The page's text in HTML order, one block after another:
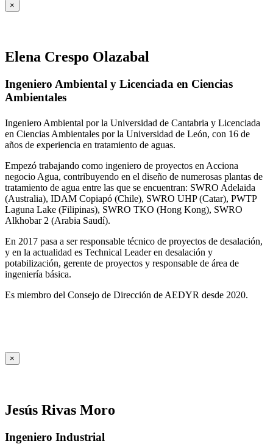
×
Elena Crespo Olazabal
Ingeniero Ambiental y Licenciada en Ciencias
Ambientales
Ingeniero Ambiental por la Universidad de Cantabria y Licenciada
en Ciencias Ambientales por la Universidad de León, con 16 de
años de experiencia en tratamiento de aguas.
Empezó trabajando como ingeniero de proyectos en Acciona
negocio Agua, contribuyendo en el diseño de numerosas plantas de
tratamiento de agua entre las que se encuentran: SWRO Adelaida
(Australia), IDAM Copiapó (Chile), SWRO UHP (Catar), PWTP
Laguna Lake (Filipinas), SWRO TKO (Hong Kong), SWRO
Alkhobar 2 (Arabia Saudí).
En 2017 pasa a ser responsable técnico de proyectos de desalación,
y en la actualidad es Technical Leader en desalación y
potabilización, gerente de proyectos y responsable de área de
ingeniería básica.
Es miembro del Consejo de Dirección de AEDYR desde 2020.
×
Jesús Rivas Moro
Ingeniero Industrial